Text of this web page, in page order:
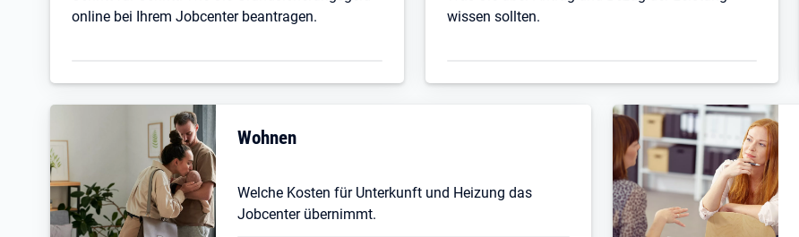
online bei Ihrem Jobcenter beantragen.
wissen sollten.
Wohnen
Welche Kosten für Unterkunft und Heizung das
Jobcenter übernimmt.